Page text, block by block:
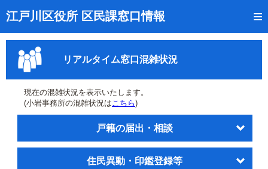
江戸川区役所 区民課窓口情報
トップページ
受付番号の呼出状況確認
証明書の交付状況確認
呼出状況のメール通知登録
事前予約の確認・取消
リアルタイム窓口混雑状況
現在の混雑状況を表示いたします。
(小岩事務所の混雑状況はこちら)
戸籍の届出・相談
住民異動・印鑑登録等